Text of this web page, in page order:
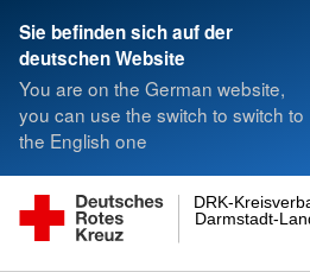
Sie befinden sich auf der
deutschen Website
You are on the German website,
you can use the switch to switch to
the English one
Darmstadt-
DRK-